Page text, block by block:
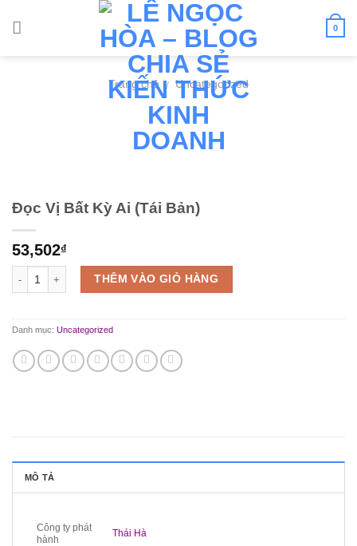
0
Trang chủ / Uncategorized
Đọc Vị Bất Kỳ Ai (Tái Bản)
53,502₫
THÊM VÀO GIỎ HÀNG
Danh mục: Uncategorized
MÔ TẢ
Công ty phát
hành
Thái Hà